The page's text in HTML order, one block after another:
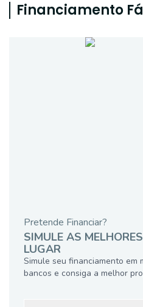
Financiamento
Pretende Financiar?
SIMULE AS
LUGAR
Simule seu financiamento em
bancos e consiga a melhor